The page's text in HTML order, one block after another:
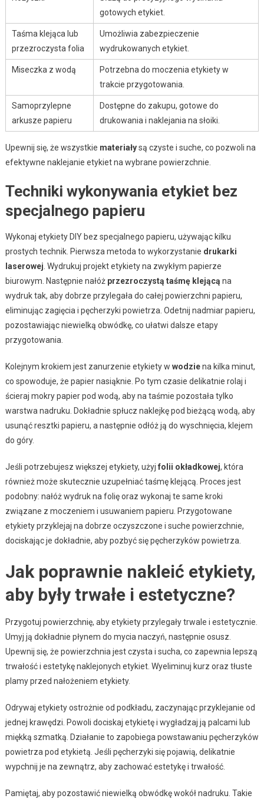
gotowych etykiet.
Taśma klejąca lub
przezroczysta folia
Umożliwia zabezpieczenie
wydrukowanych etykiet.
Miseczka z wodą
Potrzebna do moczenia etykiety w
trakcie przygotowania.
Samoprzylepne
arkusze papieru
Dostępne do zakupu, gotowe do
drukowania i naklejania na słoiki.
Upewnij się, że wszystkie materiałysą czyste i suche, co pozwoli na
efektywne naklejanie etykiet na wybrane powierzchnie.
Techniki wykonywania etykiet bez
specjalnego papieru
Wykonaj etykiety DIY bez specjalnego papieru, używając kilku
prostych technik. Pierwsza metoda to wykorzystanie drukarki
laserowej . Wydrukuj projekt etykiety na zwykłym papierze
biurowym. Następnie nałóż przezroczystą taśmę klejącą na
wydruk tak, aby dobrze przylegała do całej powierzchni papieru,
eliminując zagięcia i pęcherzyki powietrza. Odetnij nadmiar papieru,
pozostawiając niewielką obwódkę, co ułatwi dalsze etapy
przygotowania.
Kolejnym krokiem jest zanurzenie etykiety w wodziena kilka minut,
co spowoduje, że papier nasiąknie. Po tym czasie delikatnie rolaj i
ścieraj mokry papier pod wodą, aby na taśmie pozostała tylko
warstwa nadruku. Dokładnie spłucz naklejkę pod bieżącą wodą, aby
usunąć resztki papieru, a następnie odłóż ją do wyschnięcia, klejem
do góry.
Jeśli potrzebujesz większej etykiety, użyj folii okładkowej, która
również może skutecznie uzupełniać taśmę klejącą. Proces jest
podobny: nałóż wydruk na folię oraz wykonaj te same kroki
związane z moczeniem i usuwaniem papieru. Przygotowane
etykiety przyklejaj na dobrze oczyszczone i suche powierzchnie,
dociskając je dokładnie, aby pozbyć się pęcherzyków powietrza.
Jak poprawnie nakleić etykiety,
aby były trwałe i estetyczne?
Przygotuj powierzchnię, aby etykiety przylegały trwale i estetycznie.
Umyj ją dokładnie płynem do mycia naczyń, następnie osusz.
Upewnij się, że powierzchnia jest czysta i sucha, co zapewnia lepszą
trwałość i estetykę naklejonych etykiet. Wyeliminuj kurz oraz tłuste
plamy przed nałożeniem etykiety.
Odrywaj etykiety ostrożnie od podkładu, zaczynając przyklejanie od
jednej krawędzi. Powoli dociskaj etykietę i wygładzaj ją palcami lub
miękką szmatką. Działanie to zapobiega powstawaniu pęcherzyków
powietrza pod etykietą. Jeśli pęcherzyki się pojawią, delikatnie
wypchnij je na zewnątrz, aby zachować estetykę i trwałość.
Pamiętaj, aby pozostawić niewielką obwódkę wokół nadruku. Takie